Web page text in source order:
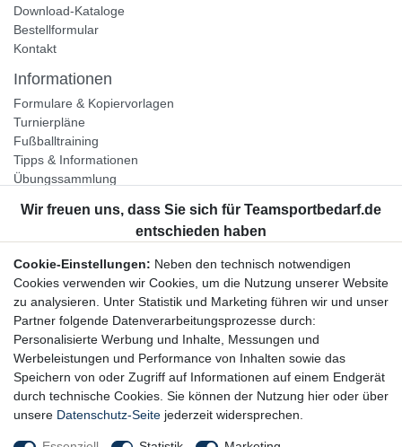
Download-Kataloge
Bestellformular
Kontakt
Informationen
Formulare & Kopiervorlagen
Turnierpläne
Fußballtraining
Tipps & Informationen
Übungssammlung
Unternehmen
Widerrufsrecht
Bestellung widerrufen
Datenschutzerklärung
AGB
Impressum
Newsletter
Cookie-Einstellungen: Neben den technisch notwendigen
Cookies verwenden wir Cookies, um die Nutzung unserer Website
zu analysieren. Unter Statistik und Marketing führen wir und unser
Partner folgende Datenverarbeitungsprozesse durch:
Personalisierte Werbung und Inhalte, Messungen und
Werbeleistungen und Performance von Inhalten sowie das
Speichern von oder Zugriff auf Informationen auf einem Endgerät
durch technische Cookies. Sie können der Nutzung hier oder über
unsere Datenschutz-Seite jederzeit widersprechen.